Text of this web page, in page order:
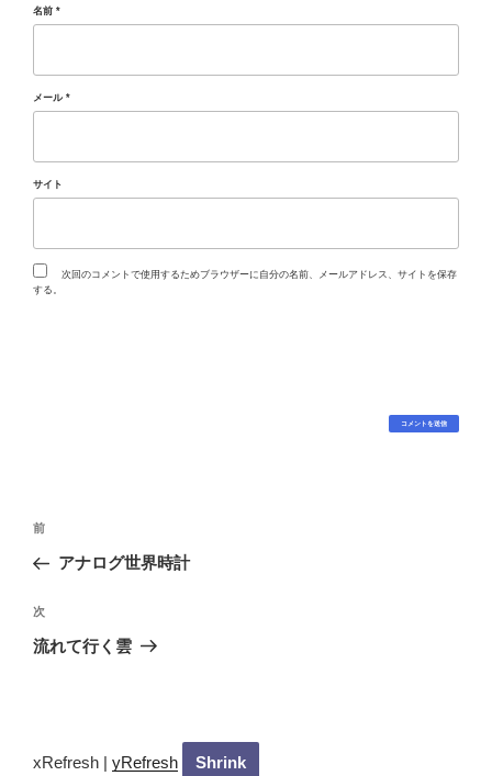
名前 *
メール *
サイト
次回のコメントで使用するためブラウザーに自分の名前、メールアドレス、サイトを保存
する。
投
ナ
ビ
ゲ
ン
過
去
投
稿
前
アナログ世界時計
次
の
次
流れて行く雲
xRefresh | yRefresh